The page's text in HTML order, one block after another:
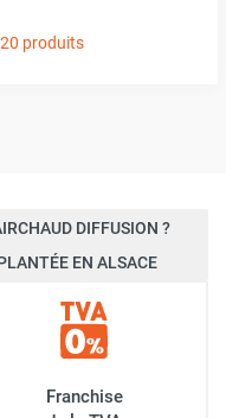
produits
DIFFUSION ?
EN ALSACE
Franchise